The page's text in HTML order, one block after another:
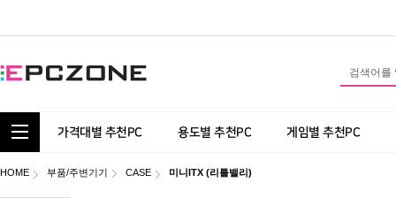
통합 카테고리 보기
가격대별 추천PC 용도별 추천PC 게임별 추천PC
HOME 부품/주변기기 CASE 미니ITX (리틀밸리)